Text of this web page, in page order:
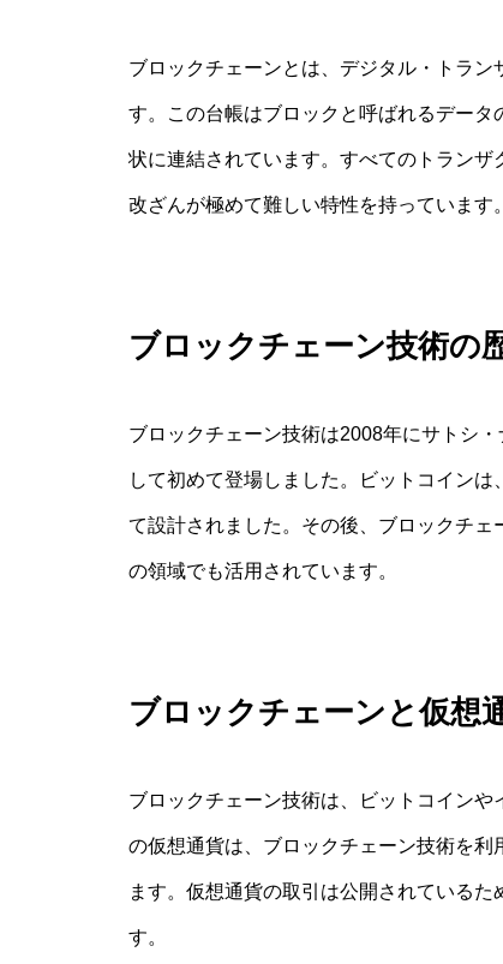
ブロックチェーンとは、デジタル・トラ
す。この台帳はブロックと呼ばれるデー
状に連結されています。すべてのトラン
改ざんが極めて難しい特性を持っています。
ブロックチェーン技術の
ブロックチェーン技術は2008年にサトシ
して初めて登場しました。ビットコイン
て設計されました。その後、ブロックチェ
の領域でも活用されています。
ブロックチェーンと仮想
ブロックチェーン技術は、ビットコイン
の仮想通貨は、ブロックチェーン技術を
ます。仮想通貨の取引は公開されている
す。